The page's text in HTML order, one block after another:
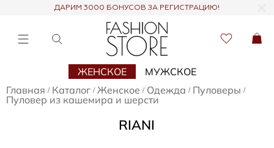
ДАРИМ 3000 БОНУСОВ ЗА РЕГИСТРАЦИЮ!
ЖЕНСКОЕ
МУЖСКОЕ
Главная / Каталог / Женское / Одежда / Пуловеры /
Пуловер из кашемира и шерсти
RIANI